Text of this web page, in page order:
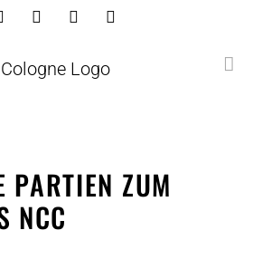
FacebookInstagramYoutube
PARTIEN ZUM
NCC